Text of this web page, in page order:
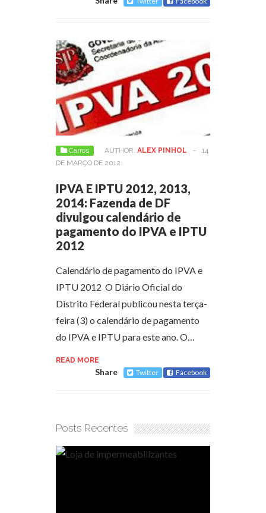
Carros AUTHOR: ALEX PINHOL -
14
DE MARÇO DE 2012
IPVA E IPTU 2012, 2013,
2014: Fazenda de DF
divulgou calendário de
pagamento do IPVA e IPTU
2012
Calendário de pagamento do IPVA e
IPTU 2012 O Diário Oficial do
Distrito Federal publicou nesta terça-
feira (3) o calendário de pagamento
do IPVA e IPTU para este ano. O…
READ MORE
Share Twitter Facebook
Posts Recentes